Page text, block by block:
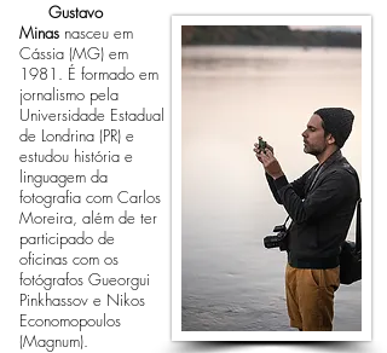
Gustavo
Minas nasceu em
Cássia (MG) em
1981. É formado em
jornalismo pela
Universidade Estadual
de Londrina (PR) e
estudou história e
linguagem da
fotografia com Carlos
Moreira, além de ter
participado de
oficinas com os
fotógrafos Gueorgui
Pinkhassov e Nikos
Economopoulos
(Magnum).